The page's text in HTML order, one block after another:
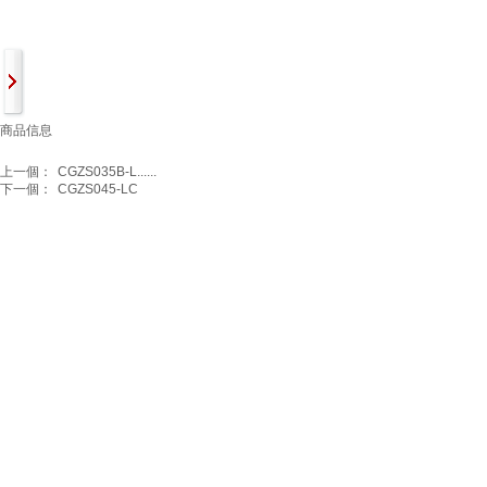
商品信息
上一個：
CGZS035B-L......
下一個：
CGZS045-LC